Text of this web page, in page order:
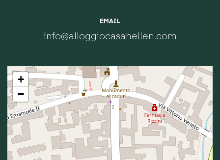
EMAIL
info@alloggiocasahellen.com
+
−